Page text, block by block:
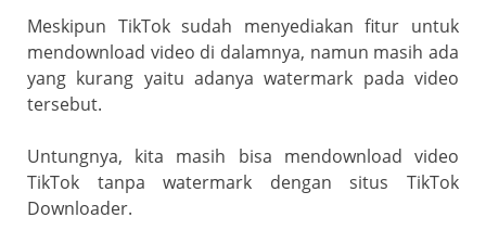
c
e
b
o
k
itt
er
k
e
dI
at
s
p
e
gr
a
m
ai
l
o
gl
Cl
a
t
Meskipun TikTok sudah menyediakan fitur untuk
mendownload video di dalamnya, namun masih ada
yang kurang yaitu adanya watermark pada video
tersebut.
Untungnya, kita masih bisa mendownload video
TikTok tanpa watermark dengan situs TikTok
Downloader.